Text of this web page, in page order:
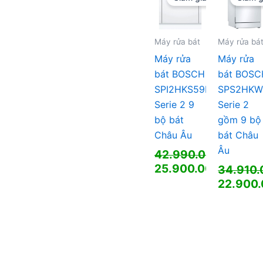
23.800.000 ₫.
Máy rửa bát
Máy rửa
bát BOSCH
SPI2HKS59E
Serie 2 9
bộ bát
Châu Âu
42.990.000₫
Giá
25.900.000₫
Máy rửa bát
Máy rửa
bát
Serie 2
gồm 9 bộ
bát Châu
Âu
Giá